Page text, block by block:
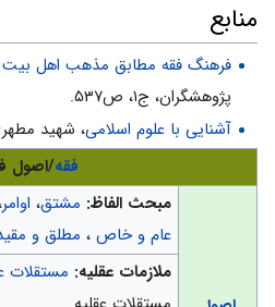
منابع
فرهنگ فقه مطابق مذهب اهل بیت
پژوهشگران، ج۱، ص۵۳۷.
آشنایی با علوم اسلامی، شهید مطهری،
فقه/اصول
مبحث الفاظ: مشتق، اوامر
عام و خاص، مطلق و
ملازمات عقلیه: مستقلات